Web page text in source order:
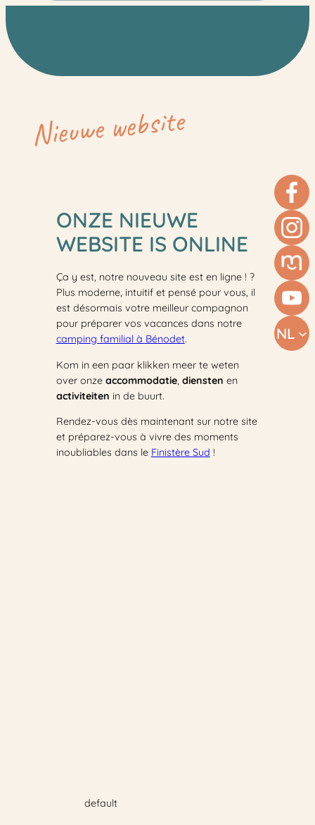
NL
Nieuwe website
ONZE NIEUWE
WEBSITE IS ONLINE
Ça y est, notre nouveau site est en ligne ! ?
Plus moderne, intuitif et pensé pour vous, il
est désormais votre meilleur compagnon
pour préparer vos vacances dans notre
camping familial à Bénodet.
Kom in een paar klikken meer te weten
over onze accommodatie, diensten en
activiteiten in de buurt.
Rendez-vous dès maintenant sur notre site
et préparez-vous à vivre des moments
inoubliables dans le Finistère Sud !
default